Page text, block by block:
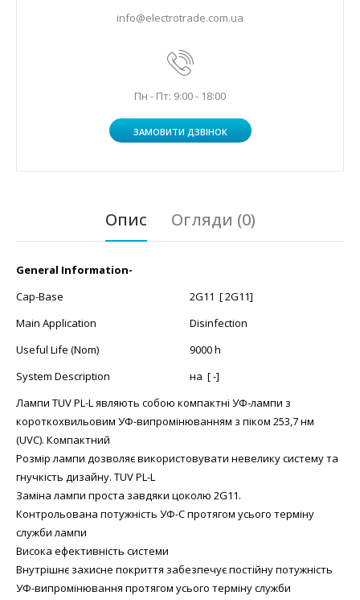
info@electrotrade.com.ua
Пн - Пт: 9:00 - 18:00
ЗАМОВИТИ ДЗВІНОК
Опис Огляди (0)
General Information-
Cap-Base
2G11 [ 2G11]
Main Application
Disinfection
Useful Life (Nom)
9000 h
System Description
на [ -]
Лампи TUV PL-L являють собою компактні УФ-лампи з
короткохвильовим УФ-випромінюванням з піком 253,7 нм
(UVC). Компактний
Розмір лампи дозволяє використовувати невелику систему та
гнучкість дизайну. TUV PL-L
Заміна лампи проста завдяки цоколю 2G11.
Контрольована потужність УФ-C протягом усього терміну
служби лампи
Висока ефективність системи
Внутрішнє захисне покриття забезпечує постійну потужність
УФ-випромінювання протягом усього терміну служби